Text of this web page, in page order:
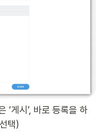
‘게시’, 바로 등록을 하
택)